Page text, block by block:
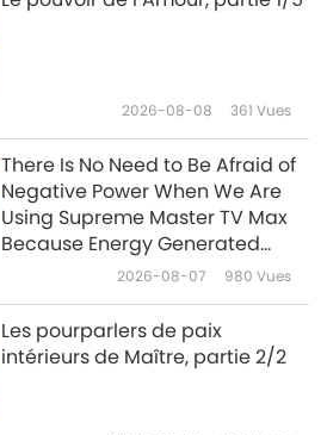
détoxifiantes, mais ils favorisent
également la digestion et le
métabolisme.
Nouvelles d'exception
Nouvelles d'exception
2026-08-08 361 Vues
There Is No Need to Be Afraid of
Negative Power When We Are
Using Supreme Master TV Max
Because Energy Generated
from It Is Far More Powerful than
2026-08-07 980 Vues
Les pourparlers de paix
intérieurs de Maître, partie 2/2